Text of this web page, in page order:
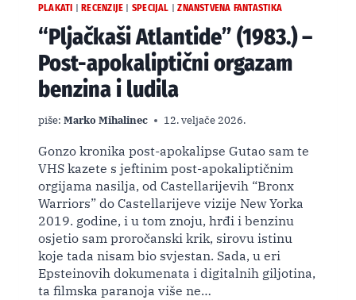
PLAKATI RECENZIJE SPECIJAL |ZNANSTVENA FANTASTIKA
“Pljačkaši Atlantide” (1983.) –
Post-apokaliptični orgazam
benzina i ludila
piše: Marko Mihalinec 12. veljače 2026.
Gonzo kronika post-apokalipse Gutao sam te
VHS kazete s jeftinim post-apokaliptičnim
orgijama nasilja, od Castellarijevih “Bronx
Warriors” do Castellarijeve vizije New Yorka
2019. godine, i u tom znoju, hrđi i benzinu
osjetio sam proročanski krik, sirovu istinu
koje tada nisam bio svjestan. Sada, u eri
Epsteinovih dokumenata i digitalnih giljotina,
ta filmska paranoja više ne…